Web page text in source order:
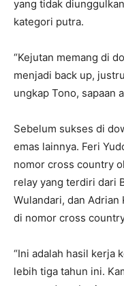
yang tidak
kategori putra.
“Kejutan memang di
menjadi back up,
ungkap Tono, sapaan
Sebelum sukses di
emas lainnya. Feri
nomor cross country
relay yang terdiri dari
Wulandari, dan
di nomor cross
“Ini adalah hasil kerja
lebih tiga tahun ini.